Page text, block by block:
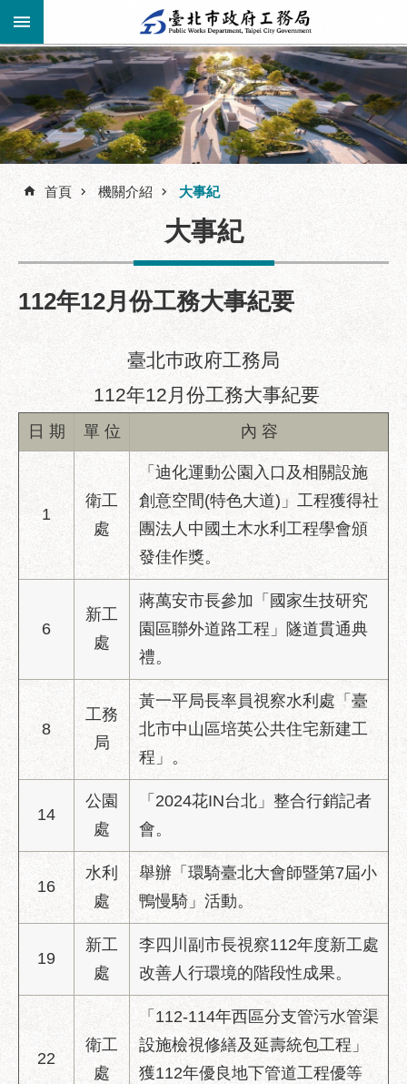
跳到主要內容區塊
進
階
搜
公
告
資
訊
服
機
關
介
業
資
訊
政
府
訊
開
良
事
音
性
別
騷
防
首頁 機關介紹 大事紀
大事紀
112年12月份工務大事紀要
臺北巿政府工務局
112年12月份工務大事紀要
日 期 單 位 內 容
1
衛工
處
「迪化運動公園入口及相關設施
創意空間(特色大道)」工程獲得社
團法人中國土木水利工程學會頒
發佳作獎。
6
新工
處
蔣萬安市長參加「國家生技研究
園區聯外道路工程」隧道貫通典
禮。
8
工務
局
黃一平局長率員視察水利處「臺
北市中山區培英公共住宅新建工
程」。
14
公園
處
「2024花IN台北」整合行銷記者
會。
16
水利
處
舉辦「環騎臺北大會師暨第7屆小
鴨慢騎」活動。
19
新工
處
李四川副市長視察112年度新工處
改善人行環境的階段性成果。
22
衛工
處
「112-114年西區分支管污水管渠
設施檢視修繕及延壽統包工程」
獲112年優良地下管道工程優等